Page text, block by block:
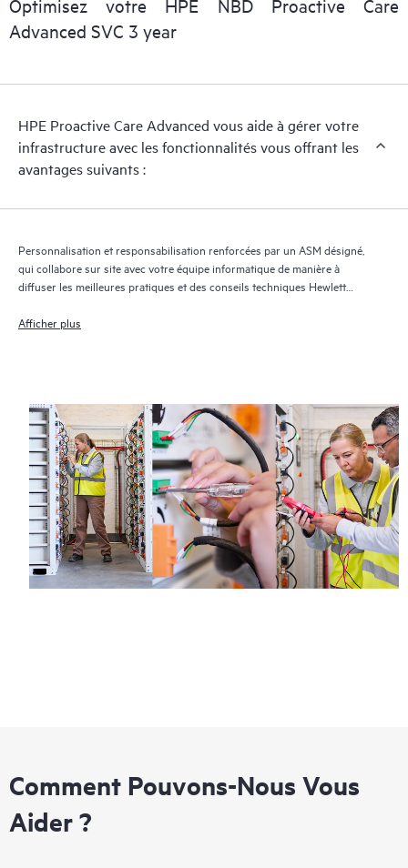
gérer le dossier et de vous communiquer des informations
régulières sur le dossier et sur l'avancement de la solution.
HPE Proactive Care Advanced utilise la technologie de support
données, ce qui permet d'accélérer la prise en charge et les
services. Pour bénéficier de ce service d'assistance, il est
impératif que la version la plus récente de Remote Support
Optimisez votre HPE NBD Proactive Care
Advanced SVC 3 year
HPE Proactive Care Advanced vous aide à gérer votre
infrastructure avec les fonctionnalités vous offrant les
avantages suivants :
Personnalisation et responsabilisation renforcées par un ASM désigné,
qui collabore sur site avec votre équipe informatique de manière à
diffuser les meilleures pratiques et des conseils techniques Hewlett
Afficher plus
Comment Pouvons-Nous Vous
Aider ?